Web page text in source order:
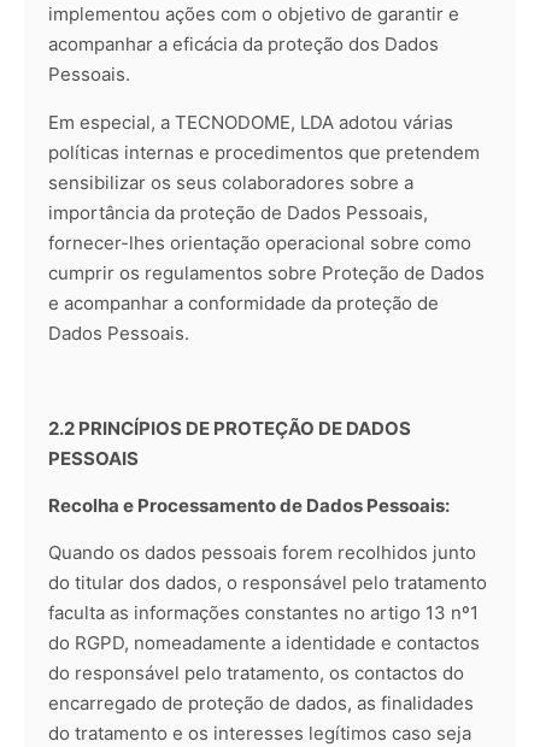
implementou ações com o objetivo de garantir e
acompanhar a eficácia da proteção dos Dados
Pessoais.
Em especial, a TECNODOME, LDA adotou várias
políticas internas e procedimentos que pretendem
sensibilizar os seus colaboradores sobre a
importância da proteção de Dados Pessoais,
fornecer-lhes orientação operacional sobre como
cumprir os regulamentos sobre Proteção de Dados
e acompanhar a conformidade da proteção de
Dados Pessoais.
2.2 PRINCÍPIOS DE PROTEÇÃO DE DADOS
PESSOAIS
Recolha e Processamento de Dados Pessoais:
Quando os dados pessoais forem recolhidos junto
do titular dos dados, o responsável pelo tratamento
faculta as informações constantes no artigo 13 nº1
do RGPD, nomeadamente a identidade e contactos
do responsável pelo tratamento, os contactos do
encarregado de proteção de dados, as finalidades
do tratamento e os interesses legítimos caso seja